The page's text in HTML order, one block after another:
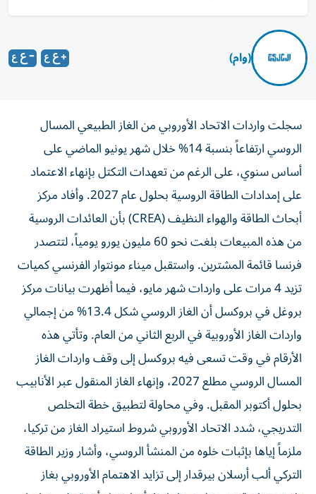
(وام)
سجلت واردات الاتحاد الأوروبي من الغاز الطبيعي المسال
الروسي ارتفاعاً بنسبة 14% خلال شهر يونيو الماضي على
أساس سنوي، على الرغم من تعهدات التكتل بإنهاء الاعتماد
على إمدادات الطاقة الروسية بحلول عام 2027. وأفاد مركز
أبحاث الطاقة والهواء النظيف (CREA) بأن العائدات الروسية
من هذه المبيعات بلغت نحو 60 مليون يورو يومياً، لتتصدر
فرنسا قائمة المشترين. واستقبل ميناء مونتوار الفرنسي كميات
تزيد 4 مرات على واردات شهر مايو، فيما أظهرت بيانات مركز
بروغل في بروكسل أن الغاز الروسي شكل 13.4% من إجمالي
واردات الغاز الأوروبية في الربع الثاني من العام. وتأتي هذه
الأرقام في وقت تسعى فيه بروكسل إلى وقف واردات الغاز
المسال الروسي مطلع 2027، وإنهاء الغاز المنقول عبر الأنابيب
بحلول أكتوبر المقبل. وفي محاولة لتطبيق خطة التخلص
التدريجي، شدد الاتحاد الأوروبي شروط استيراد الغاز من تركيا،
ملزماً إياها بإثبات خلوه من المنشأ الروسي، وأشار وزير الطاقة
التركي ألب أرسلان بيرقدار إلى تزايد الاهتمام الأوروبي بغاز